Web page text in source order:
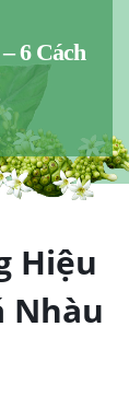
6 Cách
Hiệu
Nhàu